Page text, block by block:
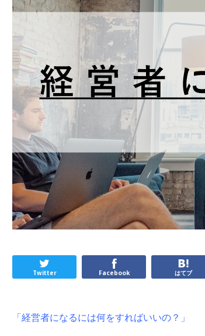
Twitter Facebook はてブ
「経営者になるには何をすればいいの？」